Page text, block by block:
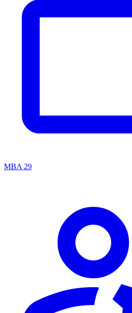
MBA 29